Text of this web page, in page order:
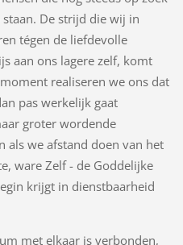
De strijd die wij in
tégen de liefdevolle
aan ons lagere zelf, komt
realiseren we ons dat
pas werkelijk gaat
groter wordende
als we afstand doen van het
ware Zelf - de Goddelijke
krijgt in dienstbaarheid
met elkaar is verbonden,